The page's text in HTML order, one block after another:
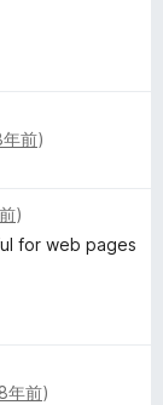
年前)
)
for web pages
8年前)